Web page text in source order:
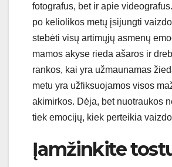
fotografus, bet ir apie
po keliolikos metų įsijungti
stebėti visų artimųjų asmenų
mamos akyse rieda ašaros ir
rankos, kai yra užmaunamas
metu yra užfiksuojamos visos
akimirkos. Dėja, bet nuotraukos
tiek emocijų, kiek perteikia
Įamžinkite